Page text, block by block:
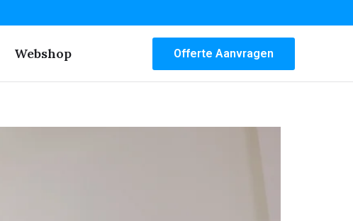
Webshop Offerte Aanvragen